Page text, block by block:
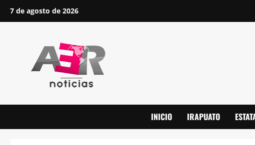
Saltar7 de agosto de 2026
INICIO IRAPUATO